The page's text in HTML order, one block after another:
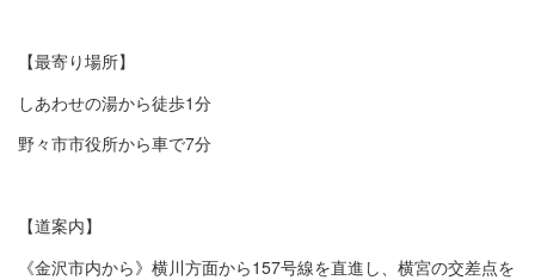
【最寄り場所】
しあわせの湯から徒歩1分
野々市市役所から車で7分
【道案内】
《金沢市内から》横川方面から157号線を直進し、横宮の交差点を